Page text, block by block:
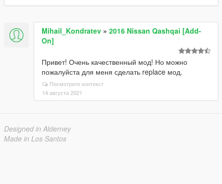
Mihail_Kondratev » 2016 Nissan Qashqai [Add-
On]
Привет! Очень качественный мод! Но можно
пожалуйста для меня сделать replace мод.
Посмотрите контекст
14 августа 2021
Designed in Alderney
Made in Los Santos